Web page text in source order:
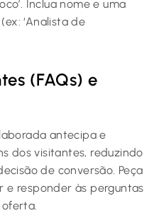
Inclua nome e uma
‘Analista de
(FAQs) e
antecipa e
dos visitantes, reduzindo
de conversão. Peça
e responder às perguntas